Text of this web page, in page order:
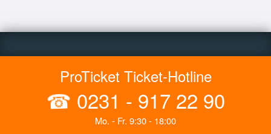
ProTicket Ticket-Hotline
☎ 0231 - 917 22 90
Mo. - Fr. 9:30 - 18:00